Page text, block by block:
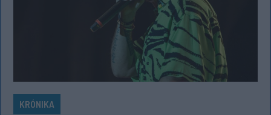
KRÓNIKA